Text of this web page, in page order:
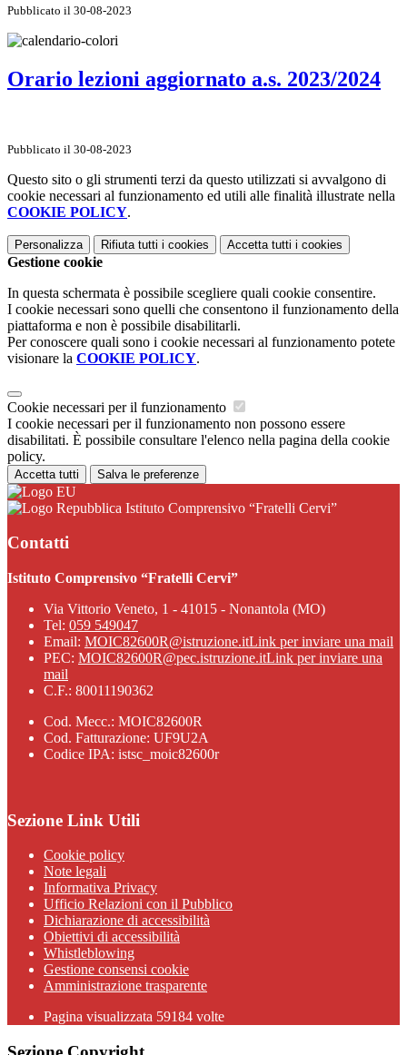
Pubblicato il 30-08-2023
Orario lezioni aggiornato a.s. 2023/2024
Pubblicato il 30-08-2023
Questo sito o gli strumenti terzi da questo utilizzati si avvalgono di
cookie necessari al funzionamento ed utili alle finalità illustrate nella
COOKIE POLICY.
Personalizza Rifiuta tutti i cookies Accetta tutti i cookies
Gestione cookie
In questa schermata è possibile scegliere quali cookie consentire.
I cookie necessari sono quelli che consentono il funzionamento della
piattaforma e non è possibile disabilitarli.
Per conoscere quali sono i cookie necessari al funzionamento potete
visionare la COOKIE POLICY.
Cookie necessari per il funzionamento
I cookie necessari per il funzionamento non possono essere
disabilitati. È possibile consultare l'elenco nella pagina della cookie
policy.
Accetta tutti Salva le preferenze
Istituto Comprensivo “Fratelli Cervi”
Contatti
Istituto Comprensivo “Fratelli Cervi”
Via Vittorio Veneto, 1 - 41015 - Nonantola (MO)
Tel: 059 549047
Email: MOIC82600R@istruzione.itLink per inviare una mail
PEC: MOIC82600R@pec.istruzione.itLink per inviare una
mail
C.F.: 80011190362
Cod. Mecc.: MOIC82600R
Cod. Fatturazione: UF9U2A
Codice IPA: istsc_moic82600r
Sezione Link Utili
Cookie policy
Note legali
Informativa Privacy
Ufficio Relazioni con il Pubblico
Dichiarazione di accessibilità
Obiettivi di accessibilità
Whistleblowing
Gestione consensi cookie
Amministrazione trasparente
Pagina visualizzata 59184 volte